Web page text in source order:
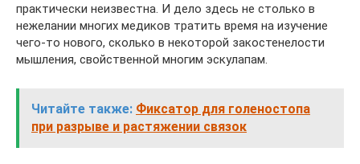
практически неизвестна. И дело здесь не столько в
нежелании многих медиков тратить время на изучение
чего-то нового, сколько в некоторой закостенелости
мышления, свойственной многим эскулапам.
Читайте также: Фиксатор для голеностопа
при разрыве и растяжении связок